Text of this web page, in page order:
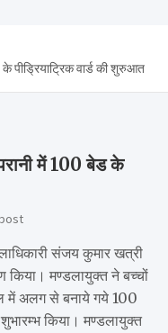
पीड्रियाट्रिक वार्ड की शुरुआत
में 100 बेड के
संजय कुमार खत्री
किया। मण्डलायुक्त ने बच्चों
में अलग से बनाये गये 100
किया। मण्डलायुक्त